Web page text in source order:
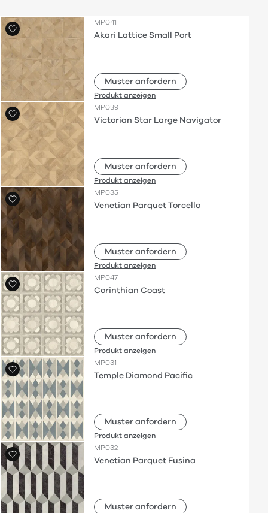
MP041
Akari Lattice Small Port
Muster anfordern
Produkt anzeigen
MP039
Victorian Star Large Navigator
Muster anfordern
Produkt anzeigen
MP035
Venetian Parquet Torcello
Muster anfordern
Produkt anzeigen
MP047
Corinthian Coast
Muster anfordern
Produkt anzeigen
MP031
Temple Diamond Pacific
Muster anfordern
Produkt anzeigen
MP032
Venetian Parquet Fusina
Muster anfordern